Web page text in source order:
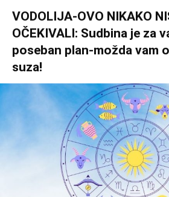
VODOLIJA-OVO NIKAKO
OČEKIVALI: Sudbina je za
poseban plan-možda vam
suza!